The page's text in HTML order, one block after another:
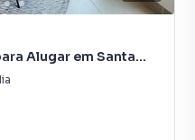
Alugar em Santa